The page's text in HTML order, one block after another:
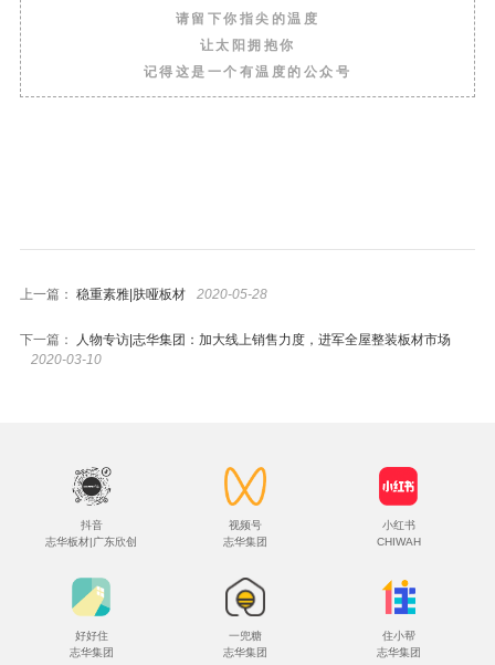
请留下你指尖的温度
让太阳拥抱你
记得这是一个有温度的公众号
上一篇： 稳重素雅|肤哑板材 2020-05-28
下一篇：
人物专访|志华集团：加大线上销售力度，进军全屋整装板材市场
2020-03-10
抖音
志华板材|广东欣创
视频号
志华集团
小红书
CHIWAH
好好住
志华集团
一兜糖
志华集团
住小帮
志华集团